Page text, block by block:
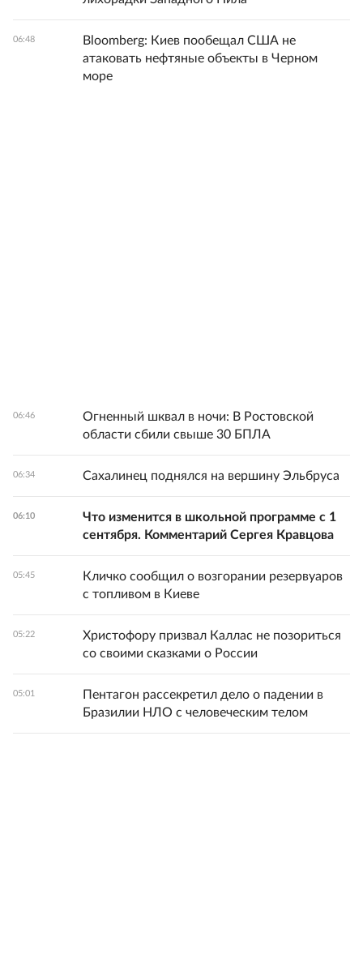
06:48
Bloomberg: Киев пообещал США не
атаковать нефтяные объекты в Черном
море
06:46
Огненный шквал в ночи: В Ростовской
области сбили свыше 30 БПЛА
06:34 Сахалинец поднялся на вершину Эльбруса
06:10
Что изменится в школьной программе с 1
сентября. Комментарий Сергея Кравцова
05:45
Кличко сообщил о возгорании резервуаров
с топливом в Киеве
05:22
Христофору призвал Каллас не позориться
со своими сказками о России
05:01
Пентагон рассекретил дело о падении в
Бразилии НЛО с человеческим телом